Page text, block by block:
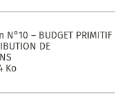
AU TITRE DES EXERCICES
– BUDGET PRIMITIF
DE
Ko